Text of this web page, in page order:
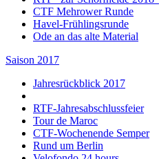
CTF Mehrower Runde
Havel-Frühlingsrunde
Ode an das alte Material
Saison 2017
Jahresrückblick 2017
RTF-Jahresabschlussfeier
Tour de Maroc
CTF-Wochenende Semper
Rund um Berlin